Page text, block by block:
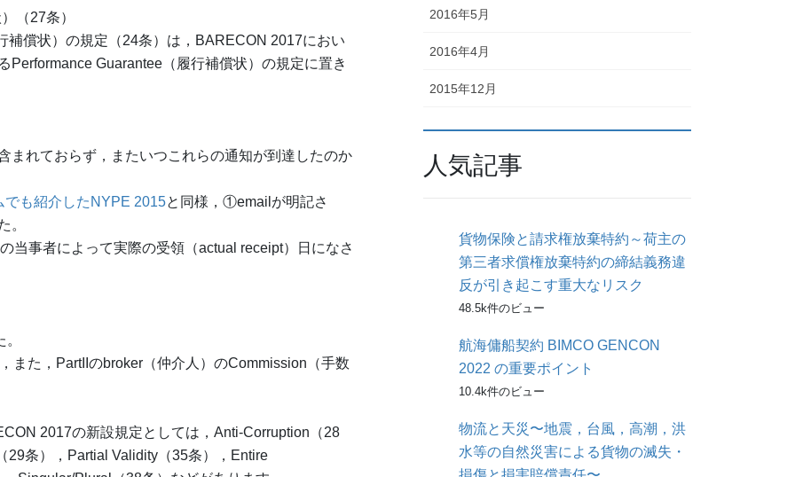
（27条）
償状）の規定（24条）は，BARECON 2017におい
Performance Guarantee（履行補償状）の規定に置き
まれておらず，またいつこれらの通知が到達したのか
でも紹介したNYPE 2015と同様，①emailが明記さ
。
当事者によって実際の受領（actual receipt）日になさ
また，PartIIのbroker（仲介人）のCommission（手数
2017の新設規定としては，Anti-Corruption（28
29条），Partial Validity（35条），Entire
2016年5月
2016年4月
2015年12月
人気記事
貨物保険と請求権放棄特約～荷主の
第三者求償権放棄特約の締結義務違
反が引き起こす重大なリスク
48.5k件のビュー
航海傭船契約 BIMCO GENCON
2022 の重要ポイント
10.4k件のビュー
物流と天災〜地震，台風，高潮，洪
水等の自然災害による貨物の滅失・